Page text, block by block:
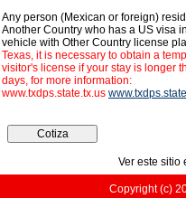
Any person (Mexican or foreign)
Another Country who has a US visa
vehicle with Other Country license
Texas, it is necessary to obtain a
visitor's license if your stay is longer
days, for more information:
www.txdps.state.tx.us
Ver este sitio
Copyright (c)